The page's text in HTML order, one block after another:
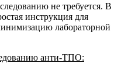
не требуется. В
инструкция для
лабораторной
анти-ТПО: